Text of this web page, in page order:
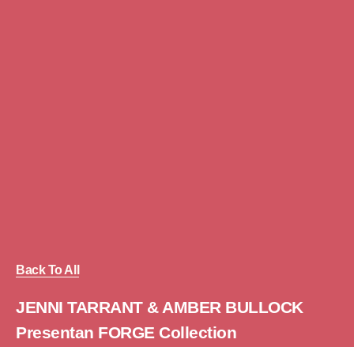
Back To All
JENNI TARRANT & AMBER BULLOCK
Presentan FORGE Collection